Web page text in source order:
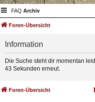
FAQ Archiv
Foren-Übersicht
Information
Die Suche steht dir momentan
43 Sekunden erneut.
Foren-Übersicht